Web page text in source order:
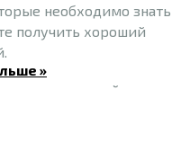
необходимо знать
получить хороший
рост.
»